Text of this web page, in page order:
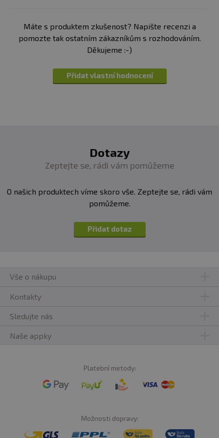
Máte s produktem zkušenost? Napište recenzi a
pomozte tak ostatním zákazníkům s rozhodováním.
Děkujeme :-)
Přidat vlastní hodnocení
Dotazy
Zeptejte se, rádi vám pomůžeme
O našich produktech víme skoro vše. Zeptejte se, rádi vám
pomůžeme.
Přidat dotaz
Vše o nákupu
Kontakty
Sledujte nás
Naše appky
Platební metody:
Možnosti dopravy: